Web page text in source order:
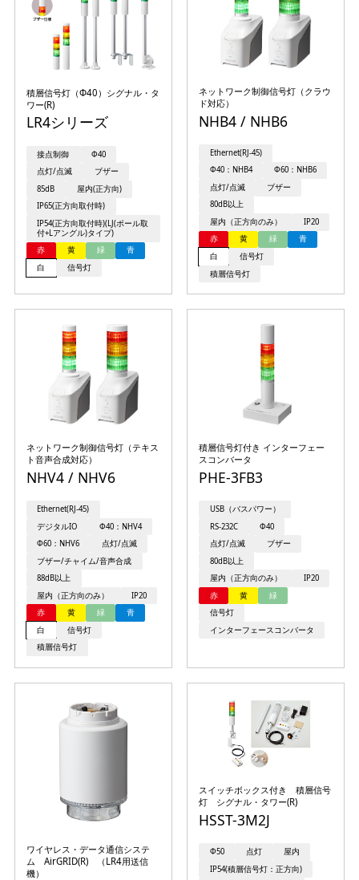
積層信号灯（Φ40）シグナル・タ
ワー(R)
LR4シリーズ
接点制御
Φ40
点灯/点滅
ブザー
85dB
屋内(正方向)
IP65(正方向取付時)
IP54(正方向取付時)(LJ(ポール取
付+Lアングル)タイプ)
赤
黄 緑
青
白
信号灯
ネットワーク制御信号灯（クラウ
ド対応）
NHB4 / NHB6
Ethernet(RJ-45)
Φ40：NHB4
Φ60：NHB6
点灯/点滅
ブザー
80dB以上
屋内（正方向のみ）
IP20
赤
黄 緑
青
白
信号灯
積層信号灯
ネットワーク制御信号灯（テキス
ト音声合成対応）
NHV4 / NHV6
Ethernet(RJ-45)
デジタルIO
Φ40：NHV4
Φ60：NHV6
点灯/点滅
ブザー/チャイム/音声合成
88dB以上
屋内（正方向のみ）
IP20
赤
黄 緑
青
白
信号灯
積層信号灯
積層信号灯付き インターフェー
スコンバータ
PHE-3FB3
USB（バスパワー）
RS-232C
Φ40
点灯/点滅
ブザー
80dB以上
屋内（正方向のみ）
IP20
赤
黄
緑
信号灯
インターフェースコンバータ
ワイヤレス・データ通信システ
ム AirGRID(R) （LR4用送信
機）
スイッチボックス付き 積層信号
灯 シグナル・タワー(R)
HSST-3M2J
Φ50 点灯
屋内
IP54(積層信号灯：正方向)